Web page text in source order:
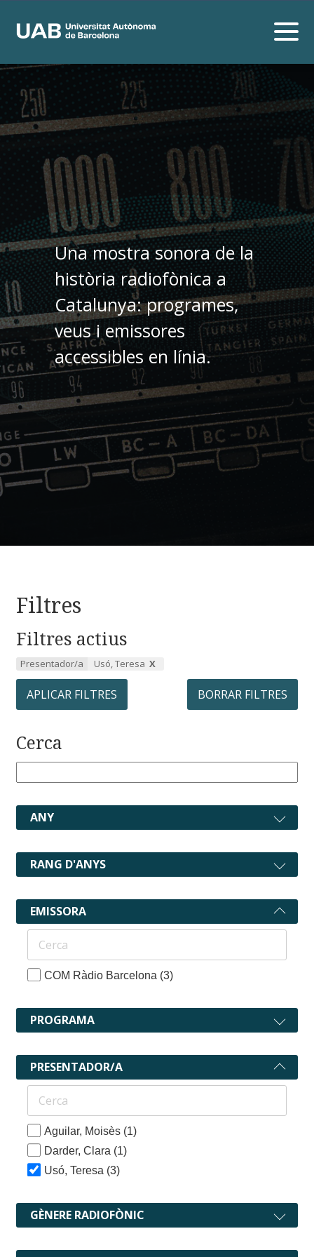
Una mostra sonora de la
història radiofònica a
Catalunya: programes,
veus i emissores
accessibles en línia.
Filtres
Filtres actius
Presentador/a Usó, Teresa
APLICAR FILTRES BORRAR FILTRES
Cerca
ANY
RANG D'ANYS
EMISSORA
COM Ràdio Barcelona (3)
PROGRAMA
PRESENTADOR/A
Aguilar, Moisès (1)
Darder, Clara (1)
Usó, Teresa (3)
GÈNERE RADIOFÒNIC